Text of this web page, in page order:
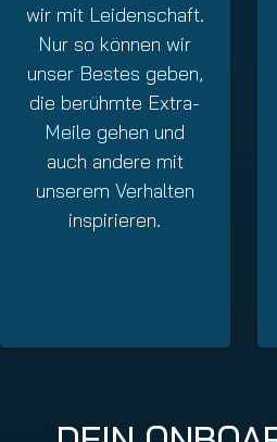
wir mit Leidenschaft.
Nur so können wir
unser Bestes geben,
die berühmte Extra-
Meile gehen und
auch andere mit
unserem Verhalten
inspirieren.